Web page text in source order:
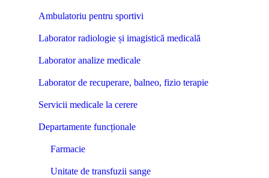
Ambulatoriu pentru sportivi
Laborator radiologie și imagistică medicală
Laborator analize medicale
Laborator de recuperare, balneo, fizio terapie
Servicii medicale la cerere
Departamente funcționale
Farmacie
Unitate de transfuzii sange